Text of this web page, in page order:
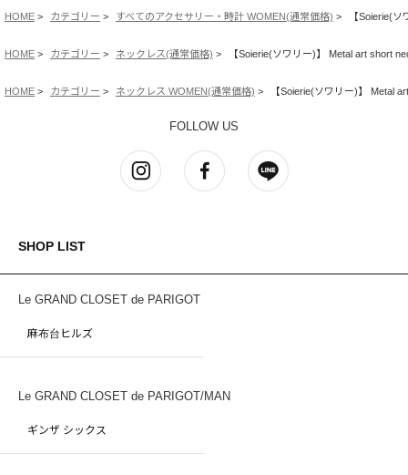
HOME カテゴリー すべてのアクセサリー・時計 WOMEN(通常価格) 【Soierie(
HOME カテゴリー ネックレス(通常価格) 【Soierie(ソワリー)】 Metal art short
HOME カテゴリー ネックレス WOMEN(通常価格) 【Soierie(ソワリー)】 Metal
FOLLOW US
SHOP LIST
Le GRAND CLOSET de PARIGOT
麻布台ヒルズ
Le GRAND CLOSET de PARIGOT/MAN
ギンザ シックス